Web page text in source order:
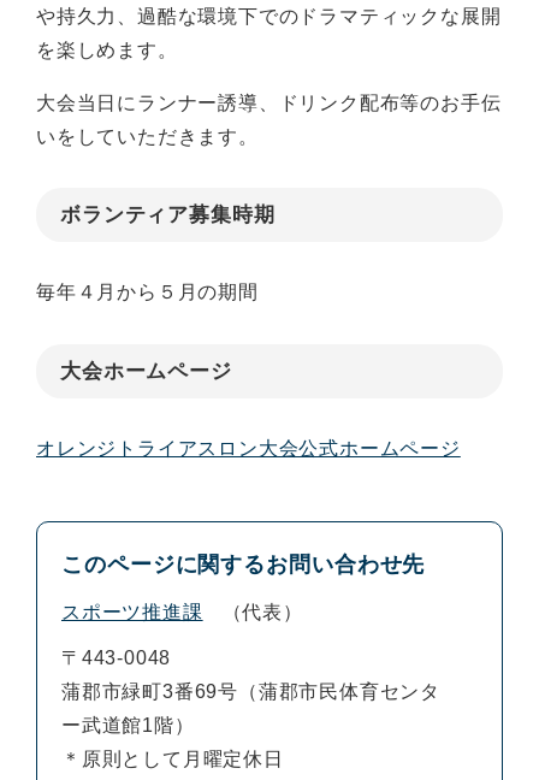
や持久力、過酷な環境下でのドラマティックな展開
を楽しめます。
大会当日にランナー誘導、ドリンク配布等のお手伝
いをしていただきます。
ボランティア募集時期
毎年４月から５月の期間
大会ホームページ
オレンジトライアスロン大会公式ホームページ
このページに関するお問い合わせ先
スポーツ推進課 代表
〒443-0048
蒲郡市緑町3番69号（蒲郡市民体育センタ
ー武道館1階）
＊原則として月曜定休日